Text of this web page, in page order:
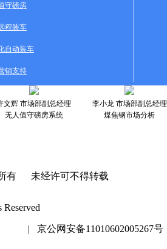
守磅房
程装车
自动装车
销支持
文辉 市场部副总经理
无人值守磅房系统
李小龙 市场部副总经理
煤焦钢市场分析
有 未经许可不得转载
| 京公网安备11010602005267号